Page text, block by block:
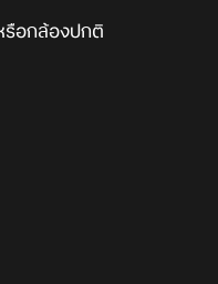
รือกล้องปกติ